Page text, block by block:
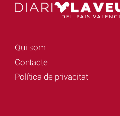
Qui som
Contacte
Política de privacitat